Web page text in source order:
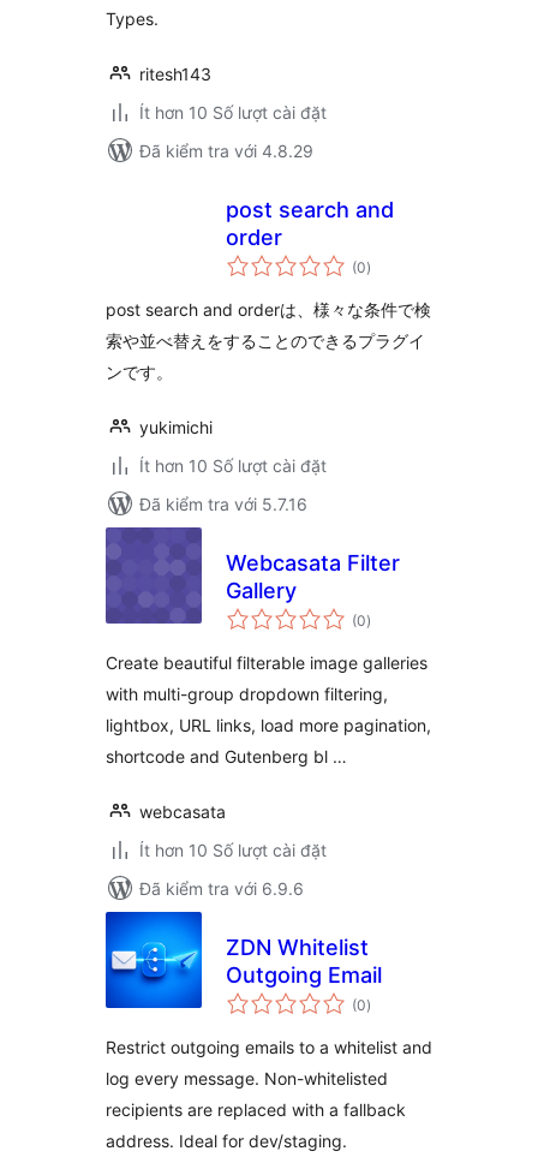
Types.
ritesh143
Ít hơn 10 Số lượt cài đặt
Đã kiểm tra với 4.8.29
post search and
order
(0tổng
đánh
)
post search and orderは、様々な条件で検
索や並べ替えをすることのできるプラグイ
ンです。
yukimichi
Ít hơn 10 Số lượt cài đặt
Đã kiểm tra với 5.7.16
Webcasata Filter
Gallery
(0tổng
đánh
)
Create beautiful filterable image galleries
with multi-group dropdown filtering,
lightbox, URL links, load more pagination,
shortcode and Gutenberg bl …
webcasata
Ít hơn 10 Số lượt cài đặt
Đã kiểm tra với 6.9.6
ZDN Whitelist
Outgoing Email
(0tổng
đánh
)
Restrict outgoing emails to a whitelist and
log every message. Non-whitelisted
recipients are replaced with a fallback
address. Ideal for dev/staging.